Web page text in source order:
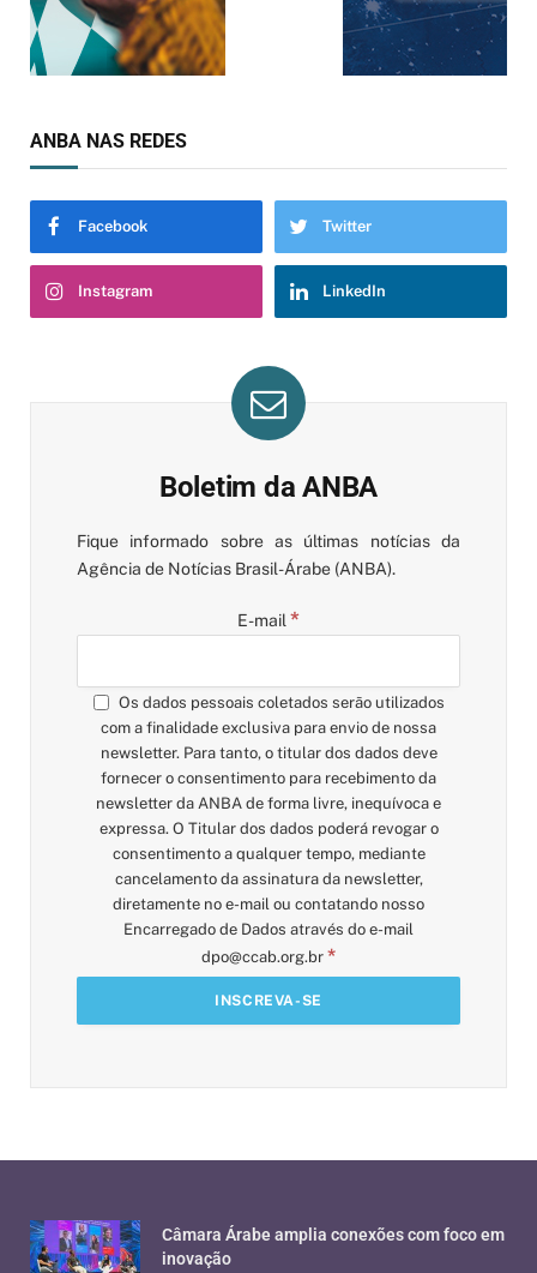
ANBA NAS REDES
Facebook Twitter
Instagram LinkedIn
Boletim da ANBA
Fique informado sobre as últimas notícias da
Agência de Notícias Brasil-Árabe (ANBA).
E-mail *
Os dados pessoais coletados serão utilizados
com a finalidade exclusiva para envio de nossa
newsletter. Para tanto, o titular dos dados deve
fornecer o consentimento para recebimento da
newsletter da ANBA de forma livre, inequívoca e
expressa. O Titular dos dados poderá revogar o
consentimento a qualquer tempo, mediante
cancelamento da assinatura da newsletter,
diretamente no e-mail ou contatando nosso
Encarregado de Dados através do e-mail
dpo@ccab.org.br *
Câmara Árabe amplia conexões com foco em
inovação